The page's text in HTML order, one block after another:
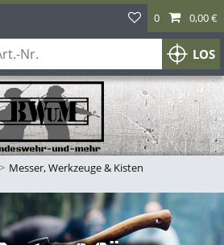
LOS
0 0,00 €
Messer, Werkzeuge & Kisten